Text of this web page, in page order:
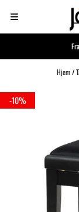
Hopp til innhold
Hjem/
-10%